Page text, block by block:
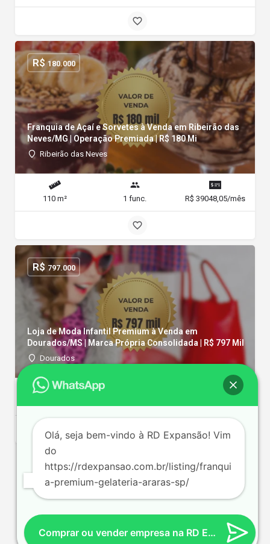
Franquia de Açaí e Sorvetes à Venda em Ribeirão das
Neves/MG | Operação Premiada | R$ 180 Mi
Ribeirão das Neves
R$180.000
110 m² 1 func. R$ 39048,05/mês
Loja de Moda Infantil Premium à Venda em
Dourados/MS | Marca Própria Consolidada | R$ 797 Mil
Dourados
R$ 797.000
Olá, seja bem-vindo à RD Expansão! Vim
do
https://rdexpansao.com.br/listing/franqui
a-premium-gelateria-araras-sp/
Comprar ou vender empresa na RD Expansão